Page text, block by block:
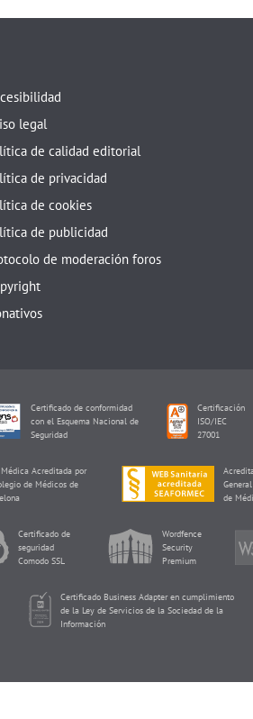
legal
de calidad editorial
de privacidad
de cookies
de publicidad
de moderación foros
Certificado de conformidad
con el Esquema Nacional de
Seguridad
Certificación
ISO/IEC
27001
Acreditada por
de Médicos de
de
Certificado de
seguridad
Comodo SSL
Wordfence
Security
Premium
Certificado Business Adapter en cumplimiento
de la Ley de Servicios de la Sociedad de la
Información